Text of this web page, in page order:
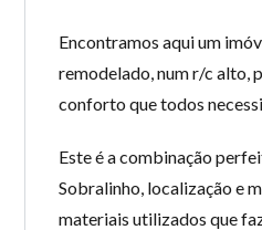
Encontramos aqui um
remodelado, num r/c alto,
conforto que todos
Este é a combinação
Sobralinho, localização e
materiais utilizados que